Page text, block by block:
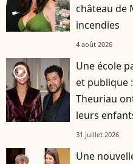
château de
incendies
4 août 2026
player2
Une école
et publique
Theuriau
leurs
31 juillet 2026
Une